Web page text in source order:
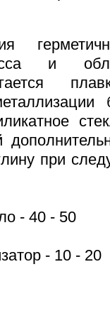
и
при
- 40 - 50
- 10 - 20